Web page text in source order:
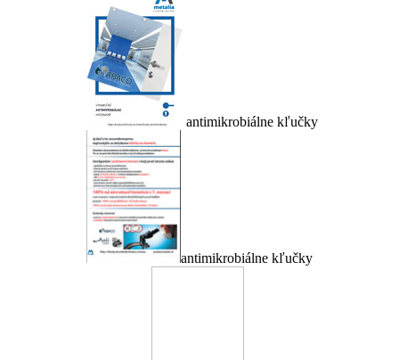
antimikrobiálne kľučky
antimikrobiálne kľučky